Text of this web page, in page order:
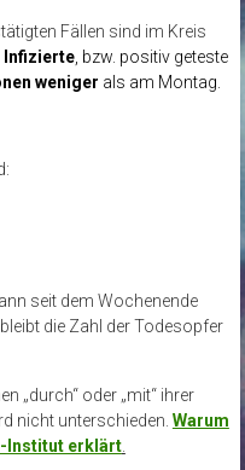
Fällen sind im Kreis
Infizierte, bzw. positiv geteste
weniger als am Montag.
seit dem Wochenende
bleibt die Zahl der Todesopfer
„durch“ oder „mit“ ihrer
nicht unterschieden. Warum
Institut erklärt.